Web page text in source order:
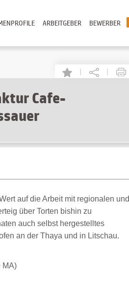
BEWERBER
ARBEITGEBER
| |
Cafe-
auf die Arbeit mit regionalen und
über Torten bishin zu
auch selbst hergestelltes
an der Thaya und in Litschau.
MA)